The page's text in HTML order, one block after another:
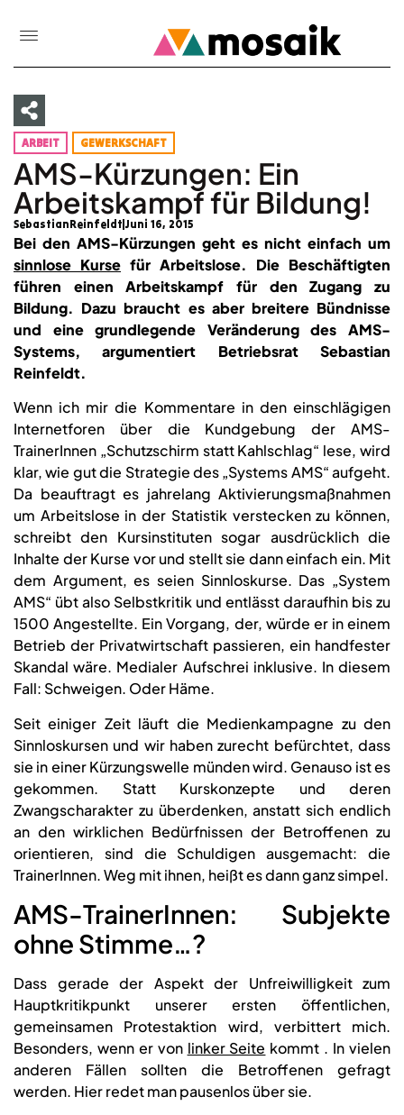
ARBEIT GEWERKSCHAFT
AMS-Kürzungen: Ein
Arbeitskampf für Bildung!
SebastianReinfeldt Juni 16, 2015
Bei den AMS-Kürzungen geht es nicht einfach um
sinnlose Kurse für Arbeitslose. Die Beschäftigten
führen einen Arbeitskampf für den Zugang zu
Bildung. Dazu braucht es aber breitere Bündnisse
und eine grundlegende Veränderung des AMS-
Systems, argumentiert Betriebsrat Sebastian
Reinfeldt.
Wenn ich mir die Kommentare in den einschlägigen
Internetforen über die Kundgebung der AMS-
TrainerInnen „Schutzschirm statt Kahlschlag“ lese, wird
klar, wie gut die Strategie des „Systems AMS“ aufgeht.
Da beauftragt es jahrelang Aktivierungsmaßnahmen
um Arbeitslose in der Statistik verstecken zu können,
schreibt den Kursinstituten sogar ausdrücklich die
Inhalte der Kurse vor und stellt sie dann einfach ein. Mit
dem Argument, es seien Sinnloskurse. Das „System
AMS“ übt also Selbstkritik und entlässt daraufhin bis zu
1500 Angestellte. Ein Vorgang, der, würde er in einem
Betrieb der Privatwirtschaft passieren, ein handfester
Skandal wäre. Medialer Aufschrei inklusive. In diesem
Fall: Schweigen. Oder Häme.
Seit einiger Zeit läuft die Medienkampagne zu den
Sinnloskursen und wir haben zurecht befürchtet, dass
sie in einer Kürzungswelle münden wird. Genauso ist es
gekommen. Statt Kurskonzepte und deren
Zwangscharakter zu überdenken, anstatt sich endlich
an den wirklichen Bedürfnissen der Betroffenen zu
orientieren, sind die Schuldigen ausgemacht: die
TrainerInnen. Weg mit ihnen, heißt es dann ganz simpel.
AMS-TrainerInnen: Subjekte
ohne Stimme…?
Dass gerade der Aspekt der Unfreiwilligkeit zum
Hauptkritikpunkt unserer ersten öffentlichen,
gemeinsamen Protestaktion wird, verbittert mich.
Besonders, wenn er von linker Seite kommt . In vielen
anderen Fällen sollten die Betroffenen gefragt
werden. Hier redet man pausenlos über sie.